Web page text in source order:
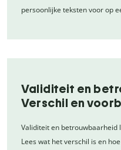
persoonlijke teksten voor op
Validiteit en
Verschil en
Validiteit en betrouwbaarheid
Lees wat het verschil is en